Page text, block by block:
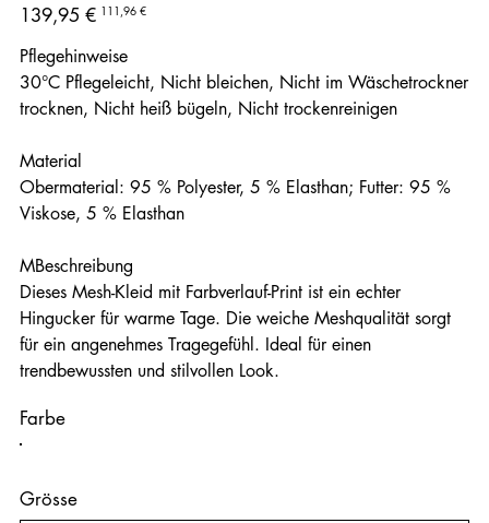
19001
Ursprünglicher
Preis
139,95 € Angebotspreis
111,96 €
Pflegehinweise
30°C Pflegeleicht, Nicht bleichen, Nicht im Wäschetrockner
trocknen, Nicht heiß bügeln, Nicht trockenreinigen
Material
Obermaterial: 95 % Polyester, 5 % Elasthan; Futter: 95 %
Viskose, 5 % Elasthan
MBeschreibung
Dieses Mesh-Kleid mit Farbverlauf-Print ist ein echter
Hingucker für warme Tage. Die weiche Meshqualität sorgt
für ein angenehmes Tragegefühl. Ideal für einen
trendbewussten und stilvollen Look.
Farbe
Grösse